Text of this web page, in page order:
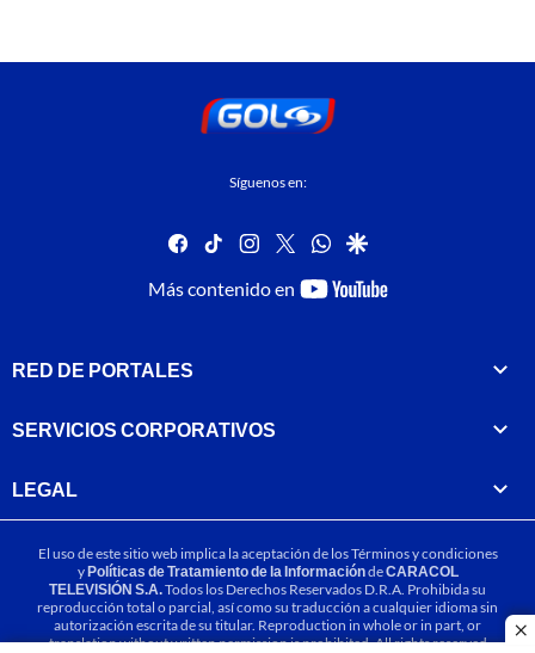
Síguenos en:
facebook
tiktok instagram
twitterwhatsapp
google
Más contenido en
youtube-
RED DE PORTALES
SERVICIOS CORPORATIVOS
LEGAL
El uso de este sitio web implica la aceptación de losTérminos y condiciones
yPolíticas de Tratamiento de la InformacióndeCARACOL
TELEVISIÓN S.A.Todos los Derechos Reservados D.R.A. Prohibida su
reproducción total o parcial, así como su traducción a cualquier idioma sin
autorización escrita de su titular. Reproduction in whole or in part, or
translation without written permission is prohibited. All rights reserved